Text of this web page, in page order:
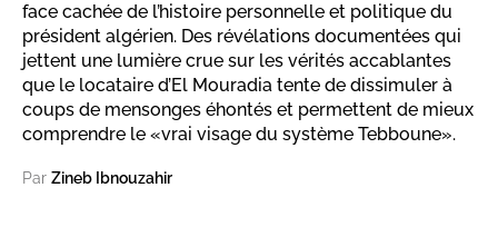
face cachée de l’histoire personnelle et politique du
président algérien. Des révélations documentées qui
jettent une lumière crue sur les vérités accablantes
que le locataire d’El Mouradia tente de dissimuler à
coups de mensonges éhontés et permettent de mieux
comprendre le «vrai visage du système Tebboune».
Par Zineb Ibnouzahir